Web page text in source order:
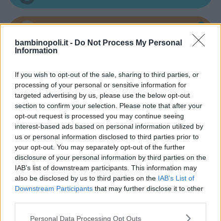
bambinopoli.it - Do Not Process My Personal
Information
If you wish to opt-out of the sale, sharing to third parties, or
processing of your personal or sensitive information for
targeted advertising by us, please use the below opt-out
section to confirm your selection. Please note that after your
opt-out request is processed you may continue seeing
interest-based ads based on personal information utilized by
us or personal information disclosed to third parties prior to
your opt-out. You may separately opt-out of the further
disclosure of your personal information by third parties on the
IAB’s list of downstream participants. This information may
also be disclosed by us to third parties on the IAB’s List of
Downstream Participants that may further disclose it to other
Please note that this website/app uses one or more Google
Personal Data Processing Opt Outs
Asili Nido
Feste
Kinderheim